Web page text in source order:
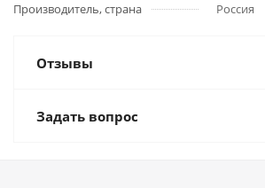
Производитель, страна
Россия
Отзывы
Задать вопрос